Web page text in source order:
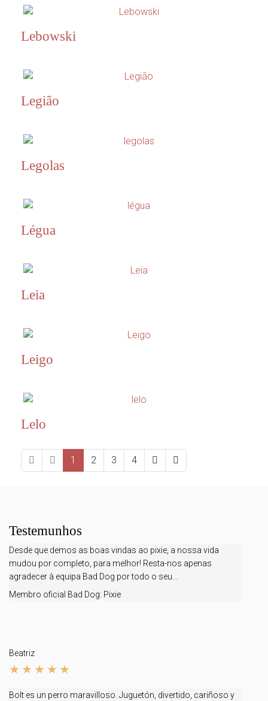
Lebowski
Legião
Legolas
Légua
Leia
Leigo
Lelo
1 2 3 4
Testemunhos
Desde que demos as boas vindas ao pixie, a nossa vida
mudou por completo, para melhor! Resta-nos apenas
agradecer à equipa Bad Dog por todo o seu...
Membro oficial Bad Dog: Pixie
Beatriz
Bolt es un perro maravilloso. Juguetón, divertido, cariñoso y